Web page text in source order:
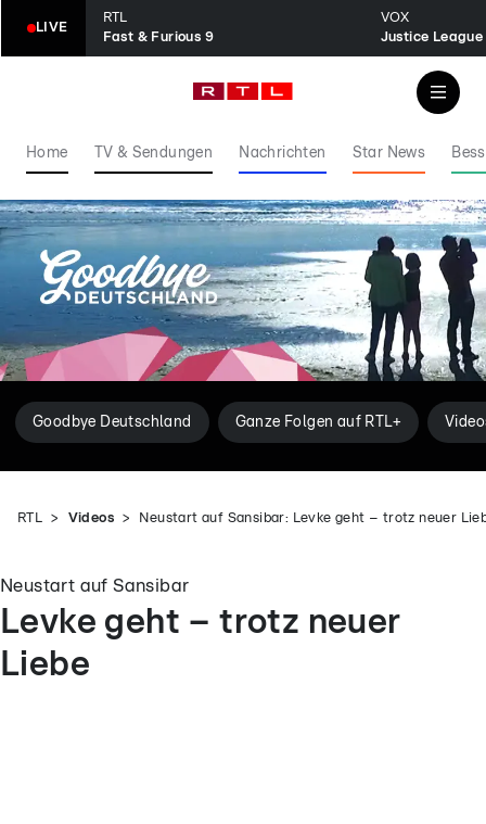
LIVE
RTL
Fast & Furious 9
VOX
Justice League
Home TV & Sendungen Nachrichten Star News
Goodbye Deutschland Ganze Folgen auf RTL+
RTL Videos Neustart auf Sansibar: Levke geht – trotz neuer
Neustart auf Sansibar
Levke geht – trotz neuer
Liebe